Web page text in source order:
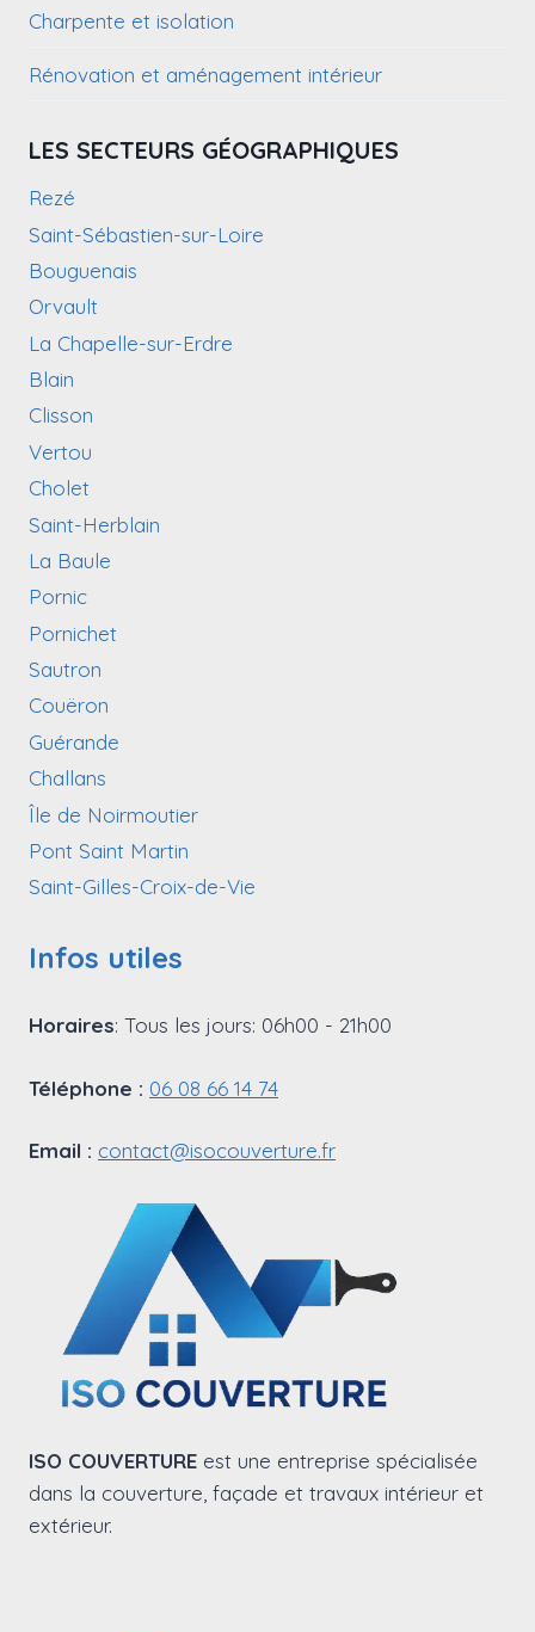
Charpente et isolation
Rénovation et aménagement intérieur
LES SECTEURS GÉOGRAPHIQUES
Rezé
Saint-Sébastien-sur-Loire
Bouguenais
Orvault
La Chapelle-sur-Erdre
Blain
Clisson
Vertou
Cholet
Saint-Herblain
La Baule
Pornic
Pornichet
Sautron
Couëron
Guérande
Challans
Île de Noirmoutier
Pont Saint Martin
Saint-Gilles-Croix-de-Vie
Infos utiles
Horaires: Tous les jours: 06h00 - 21h00
Téléphone : 06 08 66 14 74
Email : contact@isocouverture.fr
ISO COUVERTURE est une entreprise spécialisée
dans la couverture, façade et travaux intérieur et
extérieur.